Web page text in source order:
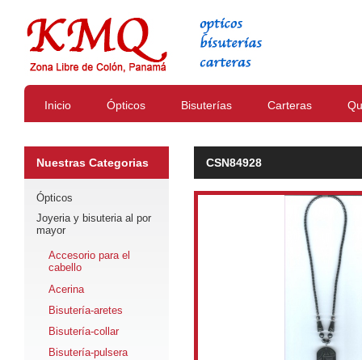
Inicio Ópticos Bisuterías Carteras
Nuestras Categorias
Ópticos
Joyeria y bisuteria al por
mayor
Accesorio para el
cabello
Acerina
Bisutería-aretes
Bisutería-collar
Bisutería-pulsera
CSN84928